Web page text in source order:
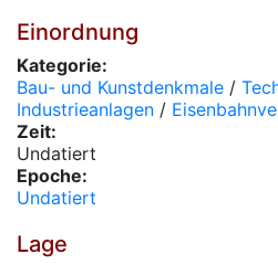
Einordnung
Kategorie:
Bau- und Kunstdenkmale /
Industrieanlagen /
Zeit:
Undatiert
Epoche:
Undatiert
Lage